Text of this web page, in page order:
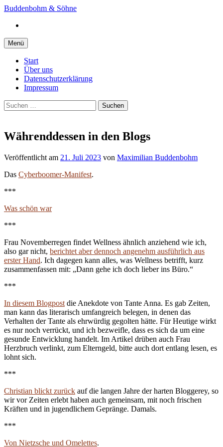
Springe
Inhalt
Buddenbohm & Söhne
Menü
Start
Über uns
Datenschutzerklärung
Impressum
Suchen
nach:
Währenddessen in den Blogs
Veröffentlicht am 21. Juli 2023 von Maximilian Buddenbohm
Das Cyberboomer-Manifest.
***
Was schön war
***
Frau Novemberregen findet Wellness ähnlich anziehend wie ich,
also gar nicht, berichtet aber dennoch angenehm ausführlich aus
erster Hand. Ich dagegen kann alles, was Wellness betrifft, kurz
zusammenfassen mit: „Dann gehe ich doch lieber ins Büro.“
***
In diesem Blogpost die Anekdote von Tante Anna. Es gab Zeiten,
man kann das literarisch umfangreich belegen, in denen das
Verhalten der Tante als ehrwürdig gegolten hätte. Für Heutige wirkt
es nur noch verrückt, und ich bezweifle, dass es sich da um eine
gesunde Entwicklung handelt. Im Artikel drüben auch Frau
Herzbruch verlinkt, zum Elterngeld, bitte auch dort entlang lesen, es
lohnt sich.
***
Christian blickt zurück auf die langen Jahre der harten Bloggerey, so
wir vor Zeiten erlebt haben auch gemeinsam, mit noch frischen
Kräften und in jugendlichem Gepränge. Damals.
***
Von Nietzsche und Omelettes.